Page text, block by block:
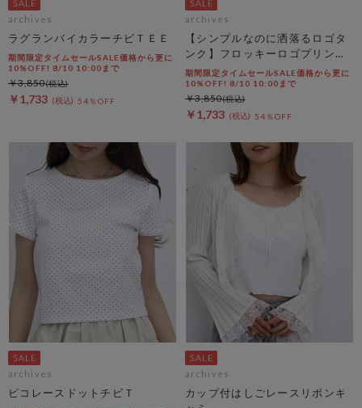
archives
ラグランバイカラーチビＴＥＥ
期間限定タイムセールSALE価格から更に
10%OFF! 8/10 10:00まで
￥1,733 54％OFF
￥3,850
archives
【シンプルなのに洒落るロゴタ
ンク】フロッキーロゴプリント
タンク
期間限定タイムセールSALE価格から更に
10%OFF! 8/10 10:00まで
￥1,733 54％OFF
￥3,850
archives
ピコレースドットチビＴ
archives
カップ付はしごレースリボンキ